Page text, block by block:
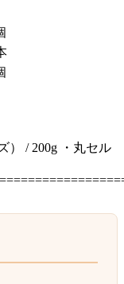
） / 200g ・丸セル